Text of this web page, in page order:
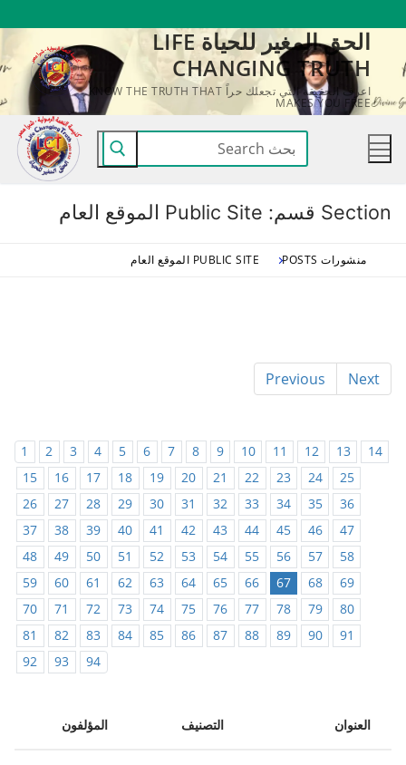
المحتوى
الحق المغير للحياة LIFE
CHANGING TRUTH
اعرف الحقيقة التي تجعلك حراً KNOW THE TRUTH THAT
MAKES YOU FREE
البحث
عن:
Section قسم: Public Site الموقع العام
منشورات POSTS PUBLIC SITE الموقع العام
Previous Next
1 2 3 4 5 6 7 8 9 10 11 12 13
14
15
16 17 18 19 20 21 22 23 24
25
26
27 28 29 30 31 32 33 34 35
36
37
38 39 40 41 42 43 44 45 46
47
48
49 50 51 52 53 54 55 56 57
58
59
60 61 62 63 64 65 66 67 68
69
70
71 72 73 74 75 76 77 78 79
80
81
82 83 84 85 86 87 88 89 90
91
92
93 94
العنوان التصنيف المؤلفون